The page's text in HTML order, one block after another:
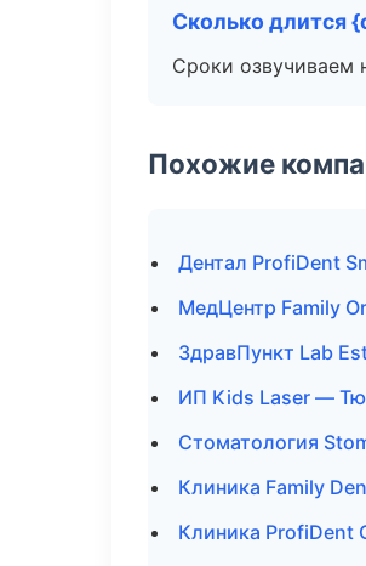
Сколько длится
Сроки озвучиваем
Похожие
Дентал ProfiDent
МедЦентр Family
ЗдравПункт Lab
ИП Kids Laser —
Стоматология
Клиника Family
Клиника ProfiDent